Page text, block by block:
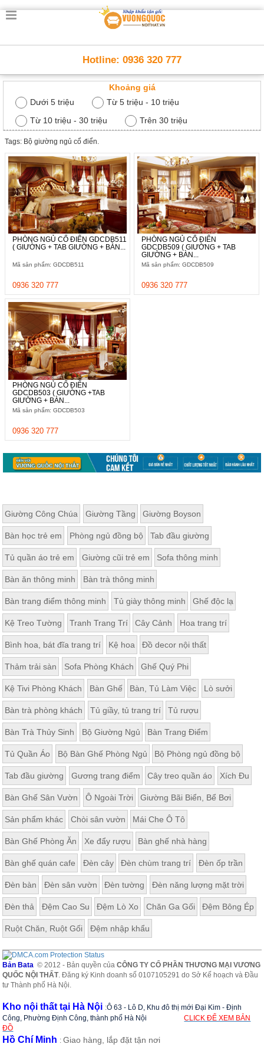
Trang
Thông
thông
Nội
Thất
Trẻ
Em
Giường
tầng,
bàn
học, tủ
sách
Phòng
Khách
Sofa,
rượu,
Bàn
trà...
Nội
Thất
Phòng
Ngủ
ngủ, tủ
áo, bàn
điểm
Phòng
Ăn
Bàn
ăn,
ghế
kệ
bếp
Nội
Thất
Ban
Công,
Vườn
Bàn
ghế
ban
xích
đu,
ghế...
Phụ
Kiện
Trang
Trí
, đồ
trang
trí
Nội
Thất
Nhà
Hàng
Thất
Nhà
Hàng
Hotline: 0936 320 777
Khoảng giá
Dưới 5 triệu
Từ 5 triệu - 10 triệu
Từ 10 triệu - 30 triệu
Trên 30 triệu
Tags: Bộ giường ngủ cổ điển.
PHÒNG NGỦ CỔ ĐIỂN GDCDB511
( GIƯỜNG + TAB GIƯỜNG + BÀN...
Mã sản phẩm: GDCDB511
0936 320 777
PHÒNG NGỦ CỔ ĐIỂN
GDCDB509 ( GIƯỜNG + TAB
GIƯỜNG + BÀN...
Mã sản phẩm: GDCDB509
0936 320 777
PHÒNG NGỦ CỔ ĐIỂN
GDCDB503 ( GIƯỜNG +TAB
GIƯỜNG + BÀN...
Mã sản phẩm: GDCDB503
0936 320 777
Giường Công Chúa Giường Tầng Giường Boyson
Bàn học trẻ em Phòng ngủ đồng bộ Tab đầu giường
Tủ quần áo trẻ em Giường cũi trẻ em Sofa thông minh
Bàn ăn thông minh Bàn trà thông minh
Bàn trang điểm thông minh Tủ giày thông minh Ghế độc lạ
Kệ Treo Tường Tranh Trang Trí Cây Cảnh Hoa trang trí
Bình hoa, bát đĩa trang trí Kệ hoa Đồ decor nội thất
Thảm trải sàn Sofa Phòng Khách Ghế Quý Phi
Kệ Tivi Phòng Khách Bàn Ghế Bàn, Tủ Làm Việc Lò sưởi
Bàn trà phòng khách Tủ giầy, tủ trang trí Tủ rượu
Bàn Trà Thủy Sinh Bộ Giường Ngủ Bàn Trang Điểm
Tủ Quần Áo Bộ Bàn Ghế Phòng Ngủ Bộ Phòng ngủ đồng bộ
Tab đầu giường Gương trang điểm Cây treo quần áo Xích Đu
Bàn Ghế Sân Vườn Ô Ngoài Trời Giường Bãi Biển, Bể Bơi
Sản phẩm khác Chòi sân vườn Mái Che Ô Tô
Bàn Ghế Phòng Ăn Xe đẩy rượu Bàn ghế nhà hàng
Bàn ghế quán cafe Đèn cây Đèn chùm trang trí Đèn ốp trần
Đèn bàn Đèn sân vườn Đèn tường Đèn năng lượng mặt trời
Đèn thả Đệm Cao Su Đệm Lò Xo Chăn Ga Gối Đệm Bông Ép
Ruột Chăn, Ruột Gối Đệm nhập khẩu
Bản Bata © 2012 - Bản quyền củaCÔNG TY CỔ PHẦN THƯƠNG MẠI VƯƠNG
QUỐC NỘI THẤT. Đăng ký Kinh doanh số 0107105291 do Sở Kế hoạch và Đầu
tư Thành phố Hà Nội.
Kho nội thất tại Hà Nội :Ô 63 - Lô D, Khu đô thị mới Đại Kim - Định
Công, Phường Định Công, thành phố Hà Nội
CLICK ĐỂ XEM BẢN
ĐỒ
Hồ Chí Minh :Giao hàng, lắp đặt tận nơi